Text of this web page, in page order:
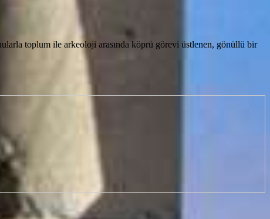
toplum ile arkeoloji arasında köprü görevi üstlenen, gönüllü bir